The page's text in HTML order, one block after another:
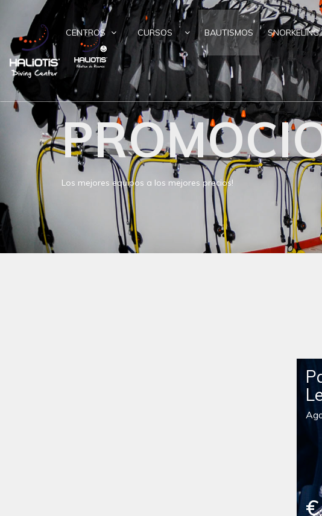
CENTROS CURSOS BAUTISMOS SNORKELING
Los mejores equipos a los mejores precios!